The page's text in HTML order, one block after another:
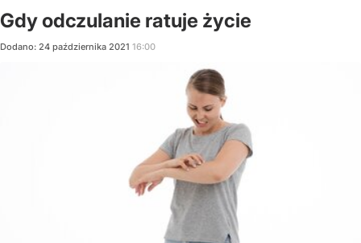
Gdy odczulanie ratuje życie
Dodano: 24 października 2021 16:00